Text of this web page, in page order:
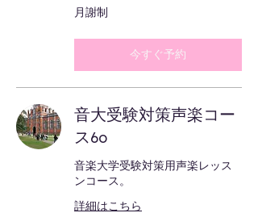
月
謝
月謝制
今すぐ予約
音大受験対策声楽コー
ス60
音楽大学受験対策用声楽レッス
ンコース。
詳細はこちら